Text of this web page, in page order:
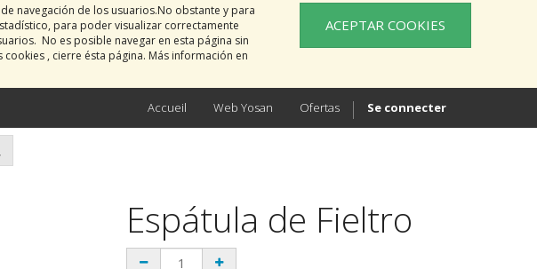
navegación de los usuarios.No obstante y para
para poder visualizar correctamente
No es posible navegar en esta página sin
, cierre ésta página. Más información en
ACEPTAR COOKIES
Accueil Web Yosan Ofertas Se connecter
Espátula de Fieltro